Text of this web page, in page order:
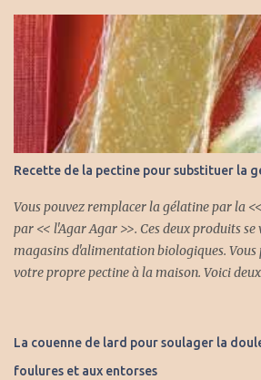
Recette de la pectine pour substituer la
Vous pouvez remplacer la gélatine par la
par << l'Agar Agar >>. Ces deux produits se
magasins d'alimentation biologiques.
votre propre pectine à la maison. Voici
des fruits. INGRÉDIENTS 4 lb de pomme
La couenne de lard pour soulager la
foulures et aux entorses